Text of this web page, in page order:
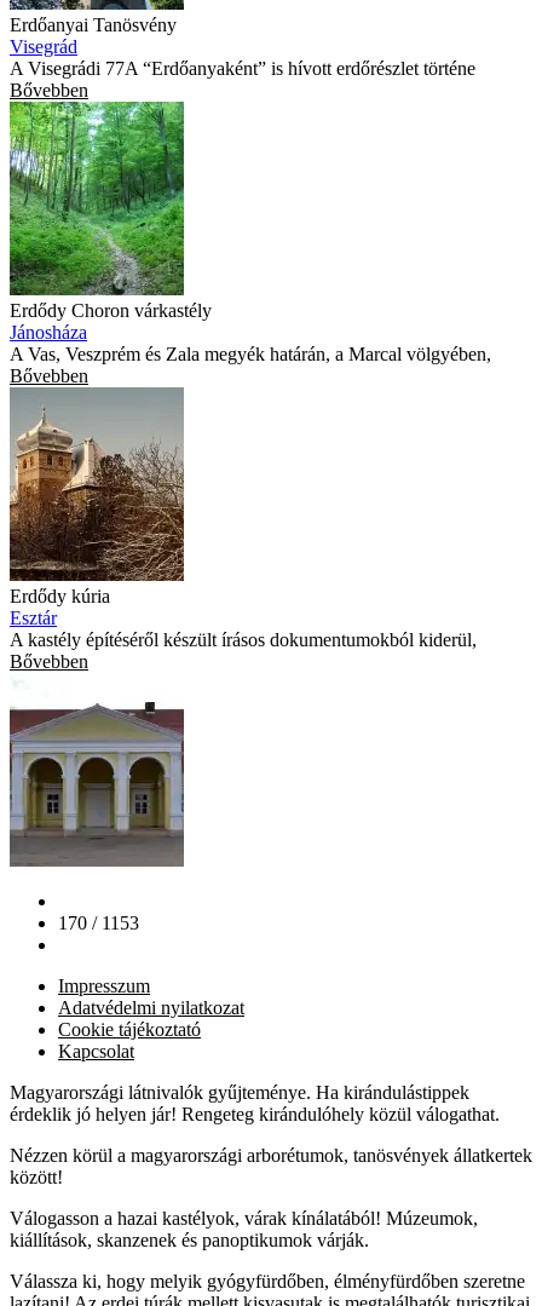
Erdőanyai Tanösvény
Visegrád
A Visegrádi 77A “Erdőanyaként” is hívott erdőrészlet történe
Bővebben
Erdődy Choron várkastély
Jánosháza
A Vas, Veszprém és Zala megyék határán, a Marcal völgyében,
Bővebben
Erdődy kúria
Esztár
A kastély építéséről készült írásos dokumentumokból kiderül,
Bővebben
170 / 1153
Impresszum
Adatvédelmi nyilatkozat
Cookie tájékoztató
Kapcsolat
Magyarországi látnivalók gyűjteménye. Ha kirándulástippek
érdeklik jó helyen jár! Rengeteg kirándulóhely közül válogathat.
Nézzen körül a magyarországi arborétumok, tanösvények állatkertek
között!
Válogasson a hazai kastélyok, várak kínálatából! Múzeumok,
kiállítások, skanzenek és panoptikumok várják.
Válassza ki, hogy melyik gyógyfürdőben, élményfürdőben szeretne